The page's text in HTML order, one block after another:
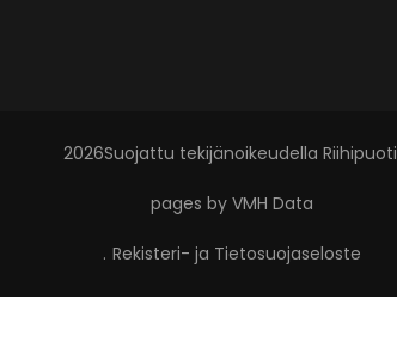
2026Suojattu tekijänoikeudella Riihipuoti
pages by VMH Data
. Rekisteri- ja Tietosuojaseloste